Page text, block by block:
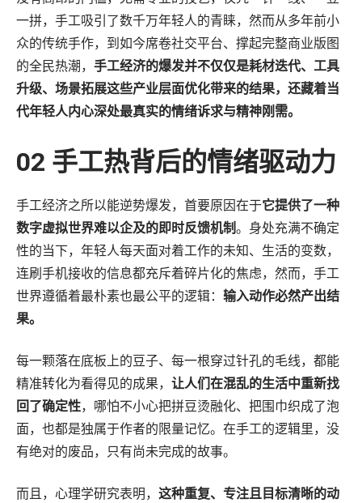
一拼，手工吸引了数千万年轻人的青睐，然而从多年前小
众的传统手作，到如今席卷社交平台、撑起完整商业版图
的全民热潮， 手工经济的爆发并不仅仅是耗材迭代、工具
升级、场景拓展这些产业层面优化带来的结果，还藏着当
代年轻人内心深处最真实的情绪诉求与精神刚需。
02 手工热背后的情绪驱动力
手工经济之所以能逆势爆发，首要原因在于它提供了一种
数字虚拟世界难以企及的即时反馈机制。身处充满不确定
性的当下，年轻人每天面对着工作的未知、生活的变数，
连刷手机接收的信息都充斥着碎片化的焦虑，然而，手工
世界遵循着最朴素也最公平的逻辑： 输入动作必然产出结
果。
每一颗落在底板上的豆子、每一根穿过针孔的毛线，都能
精准转化为看得见的成果， 让人们在混乱的生活中重新找
回了确定性，哪怕不小心把拼豆烫融化、把围巾织成了泡
面，也都是独属于作者的限量记忆。在手工的逻辑里，没
有绝对的废品，只有尚未完成的故事。
而且，心理学研究表明， 这种重复、专注且目标清晰的动